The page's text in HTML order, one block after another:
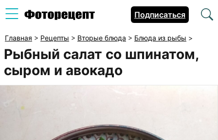
Подписаться
Главная > Рецепты > Вторые блюда > Блюда из рыбы >
Рыбный салат со шпинатом,
сыром и авокадо